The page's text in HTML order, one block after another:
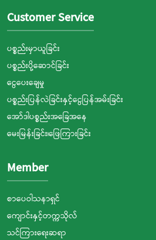
Customer Service
ပစ္စည်းမှာယူခြင်း
ပစ္စည်းပို့ဆောင်ခြင်း
ငွေပေးချေမှု
ပစ္စည်းပြန်လဲခြင်းနှင့်ငွေပြန်အမ်းခြင်း
အော်ဒါပစ္စည်းအခြေအနေ
မေးမြန်းခြင်း၊ဖြေကြားခြင်း
Member
စာပေဝါသနာရှင်
ကျောင်းနှင့်တက္ကသိုလ်
သင်ကြားရေးဆရာ